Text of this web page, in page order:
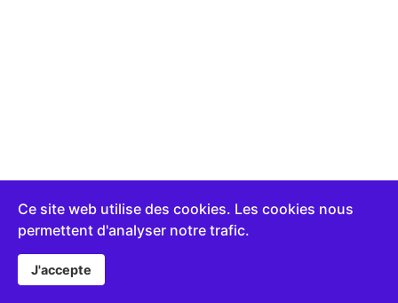
Ce site web utilise des cookies. Les cookies nous
permettent d'analyser notre trafic.
J'accepte